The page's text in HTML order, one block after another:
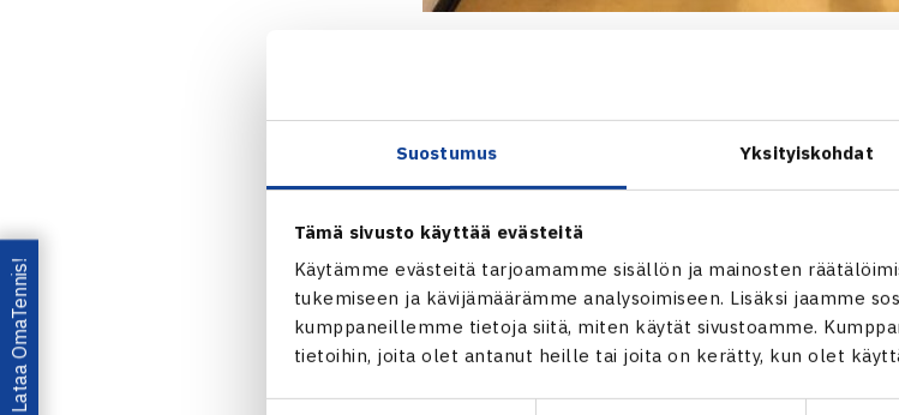
Suostumus Yksityiskohdat
Tämä sivusto käyttää evästeitä
Käytämme evästeitä tarjoamamme sisällön ja mainosten
tukemiseen ja kävijämäärämme analysoimiseen. Lisäksi jaamme
kumppaneillemme tietoja siitä, miten käytät sivustoamme.
tietoihin, joita olet antanut heille tai joita on kerätty, kun olet
Sunnuntai-aamuna Löfman voitti tiukassa
(ÅLK) 7-6 6-4. Ehrnrooth
voitolla seitsemänneksi sijoitetustaOskar
Poikien sarjan nelinpelin kultaa juhliVesa Ahti
finaalissa ykköseksi sijoitetut
Lataa OmaTennis!